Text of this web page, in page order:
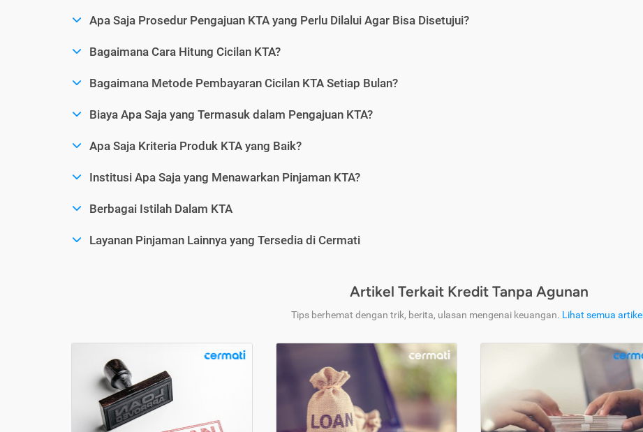
Apa Saja Prosedur Pengajuan KTA yang Perlu Dilalui Agar Bisa Disetujui?
Bagaimana Cara Hitung Cicilan KTA?
Bagaimana Metode Pembayaran Cicilan KTA Setiap Bulan?
Biaya Apa Saja yang Termasuk dalam Pengajuan KTA?
Apa Saja Kriteria Produk KTA yang Baik?
Institusi Apa Saja yang Menawarkan Pinjaman KTA?
Berbagai Istilah Dalam KTA
Layanan Pinjaman Lainnya yang Tersedia di Cermati
Artikel Terkait Kredit Tanpa Agunan
Tips berhemat dengan trik, berita, ulasan mengenai keuangan. Lihat semua artikel